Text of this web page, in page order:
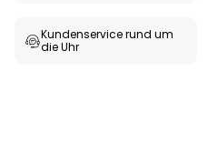
Kundenservice rund um
die Uhr